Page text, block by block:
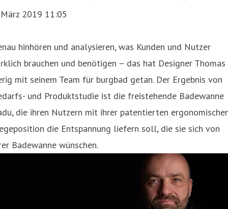
2019 11:05
hinhören und analysieren, was Kunden und Nutzer
brauchen und benötigen – das hat Designer Thomas
mit seinem Team für burgbad getan. Der Ergebnis von
und Produktstudie ist die freistehende Badewanne
die ihren Nutzern mit ihrer patentierten
die Entspannung liefern soll, die sie sich von
Badewanne wünschen.